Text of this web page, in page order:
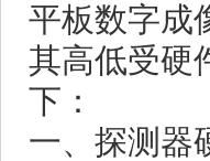
平板数字成
其高低受硬
下：
一、探测器